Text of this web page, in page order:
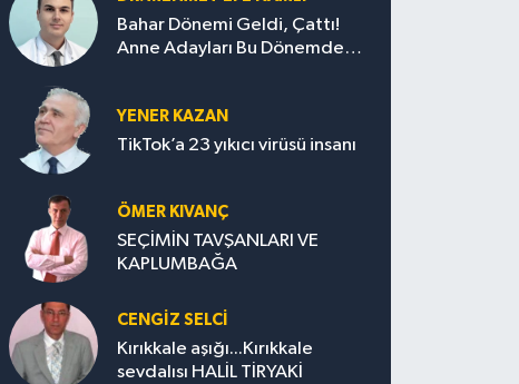
Bahar Dönemi Geldi, Çattı!
Anne Adayları Bu Dönemde
YENER KAZAN
TikTok’a 23 yıkıcı virüsü insanı
ÖMER KIVANÇ
SEÇİMİN TAVŞANLARI VE
KAPLUMBAĞA
CENGİZ SELCİ
Kırıkkale aşığı...Kırıkkale
sevdalısı HALİL TİRYAKİ